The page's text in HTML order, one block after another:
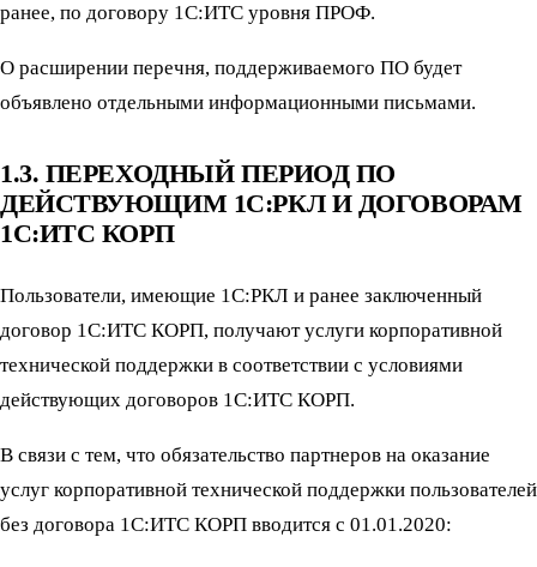
ранее, по договору 1С:ИТС уровня ПРОФ.
О расширении перечня, поддерживаемого ПО будет
объявлено отдельными информационными письмами.
1.3. ПЕРЕХОДНЫЙ ПЕРИОД ПО
ДЕЙСТВУЮЩИМ 1С:РКЛ И ДОГОВОРАМ
1С:ИТС КОРП
Пользователи, имеющие 1С:РКЛ и ранее заключенный
договор 1С:ИТС КОРП, получают услуги корпоративной
технической поддержки в соответствии с условиями
действующих договоров 1С:ИТС КОРП.
В связи с тем, что обязательство партнеров на оказание
услуг корпоративной технической поддержки пользователей
без договора 1С:ИТС КОРП вводится с 01.01.2020: